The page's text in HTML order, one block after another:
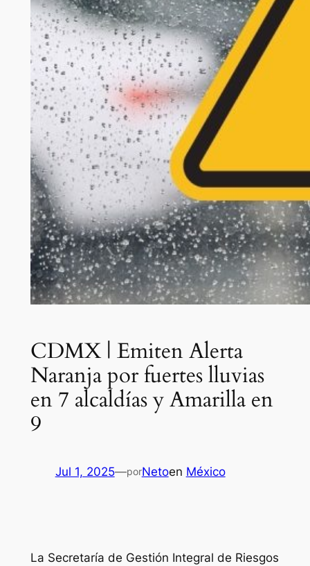
CDMX | Emiten Alerta
Naranja por fuertes lluvias
en 7 alcaldías y Amarilla en
9
Jul 1, 2025—porNetoen México
La Secretaría de Gestión Integral de Riesgos